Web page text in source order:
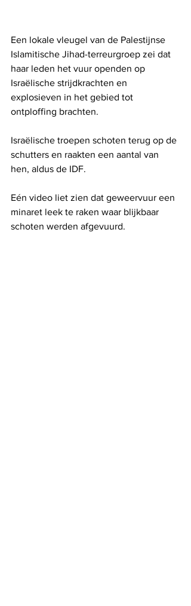
Een lokale vleugel van de Palestijnse
Islamitische Jihad-terreurgroep zei dat
haar leden het vuur openden op
Israëlische strijdkrachten en
explosieven in het gebied tot
ontploffing brachten.
Israëlische troepen schoten terug op de
schutters en raakten een aantal van
hen, aldus de IDF.
Eén video liet zien dat geweervuur ​​een
minaret leek te raken waar blijkbaar
schoten werden afgevuurd.